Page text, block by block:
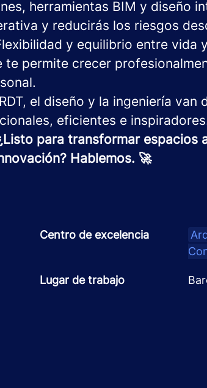
herramientas BIM y diseño
y reducirás los riesgos
y equilibrio entre vida
te permite crecer
el diseño y la ingeniería
eficientes e
para transformar espacios
Hablemos. 🚀
Centro de excelencia
Lugar de trabajo